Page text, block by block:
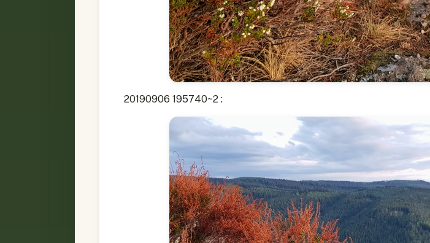
20190906 195740~2 :